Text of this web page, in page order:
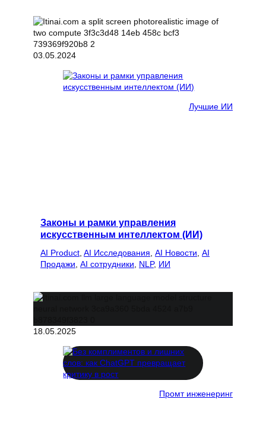
03.05.2024
Лучшие ИИ
Законы и рамки управления
искусственным интеллектом (ИИ)
AI Product AI Исследования AI Новости AI
Продажи AI сотрудники NLP, ИИ
18.05.2025
Промт инженеринг